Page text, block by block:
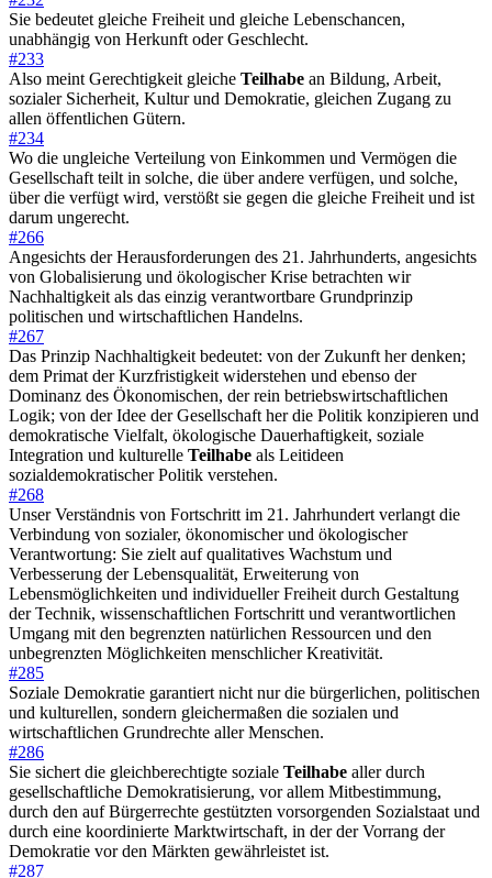
Sie bedeutet gleiche Freiheit und gleiche Lebenschancen,
unabhängig von Herkunft oder Geschlecht.
#233
Also meint Gerechtigkeit gleiche Teilhabe an Bildung, Arbeit,
sozialer Sicherheit, Kultur und Demokratie, gleichen Zugang zu
allen öffentlichen Gütern.
#234
Wo die ungleiche Verteilung von Einkommen und Vermögen die
Gesellschaft teilt in solche, die über andere verfügen, und solche,
über die verfügt wird, verstößt sie gegen die gleiche Freiheit und ist
darum ungerecht.
#266
Angesichts der Herausforderungen des 21. Jahrhunderts, angesichts
von Globalisierung und ökologischer Krise betrachten wir
Nachhaltigkeit als das einzig verantwortbare Grundprinzip
politischen und wirtschaftlichen Handelns.
#267
Das Prinzip Nachhaltigkeit bedeutet: von der Zukunft her denken;
dem Primat der Kurzfristigkeit widerstehen und ebenso der
Dominanz des Ökonomischen, der rein betriebswirtschaftlichen
Logik; von der Idee der Gesellschaft her die Politik konzipieren und
demokratische Vielfalt, ökologische Dauerhaftigkeit, soziale
Integration und kulturelle Teilhabe als Leitideen
sozialdemokratischer Politik verstehen.
#268
Unser Verständnis von Fortschritt im 21. Jahrhundert verlangt die
Verbindung von sozialer, ökonomischer und ökologischer
Verantwortung: Sie zielt auf qualitatives Wachstum und
Verbesserung der Lebensqualität, Erweiterung von
Lebensmöglichkeiten und individueller Freiheit durch Gestaltung
der Technik, wissenschaftlichen Fortschritt und verantwortlichen
Umgang mit den begrenzten natürlichen Ressourcen und den
unbegrenzten Möglichkeiten menschlicher Kreativität.
#285
Soziale Demokratie garantiert nicht nur die bürgerlichen, politischen
und kulturellen, sondern gleichermaßen die sozialen und
wirtschaftlichen Grundrechte aller Menschen.
#286
Sie sichert die gleichberechtigte soziale Teilhabe aller durch
gesellschaftliche Demokratisierung, vor allem Mitbestimmung,
durch den auf Bürgerrechte gestützten vorsorgenden Sozialstaat und
durch eine koordinierte Marktwirtschaft, in der der Vorrang der
Demokratie vor den Märkten gewährleistet ist.
#287